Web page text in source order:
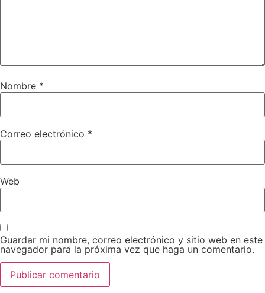
Nombre *
Correo electrónico *
Web
Guardar mi nombre, correo electrónico y sitio web en este
navegador para la próxima vez que haga un comentario.